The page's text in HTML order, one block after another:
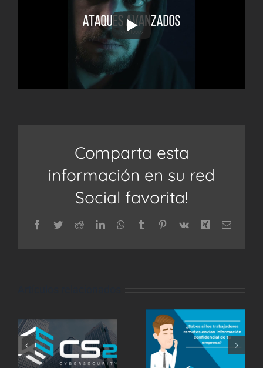
Comparta esta
información en su red
Social favorita!
Facebook
TwitterRedditLinkedInWhatsApp
TumblrPinterest
Vk Xing Correo